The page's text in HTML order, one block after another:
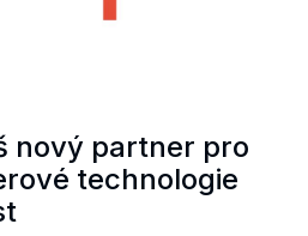
nový partner pro
technologie